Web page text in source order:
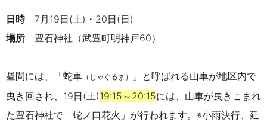
日時 7月19日(土)・20日(日)
場所 豊石神社（武豊町明神戸60）
昼間には、「蛇車 （じゃぐるま）
」と呼ばれる山車が地区内で
曳き回され、 19日(土)19:15～20:15には、山車が曳きこまれ
た豊石神社で「蛇ノ口花火」が行われます。 ※小雨決行、延